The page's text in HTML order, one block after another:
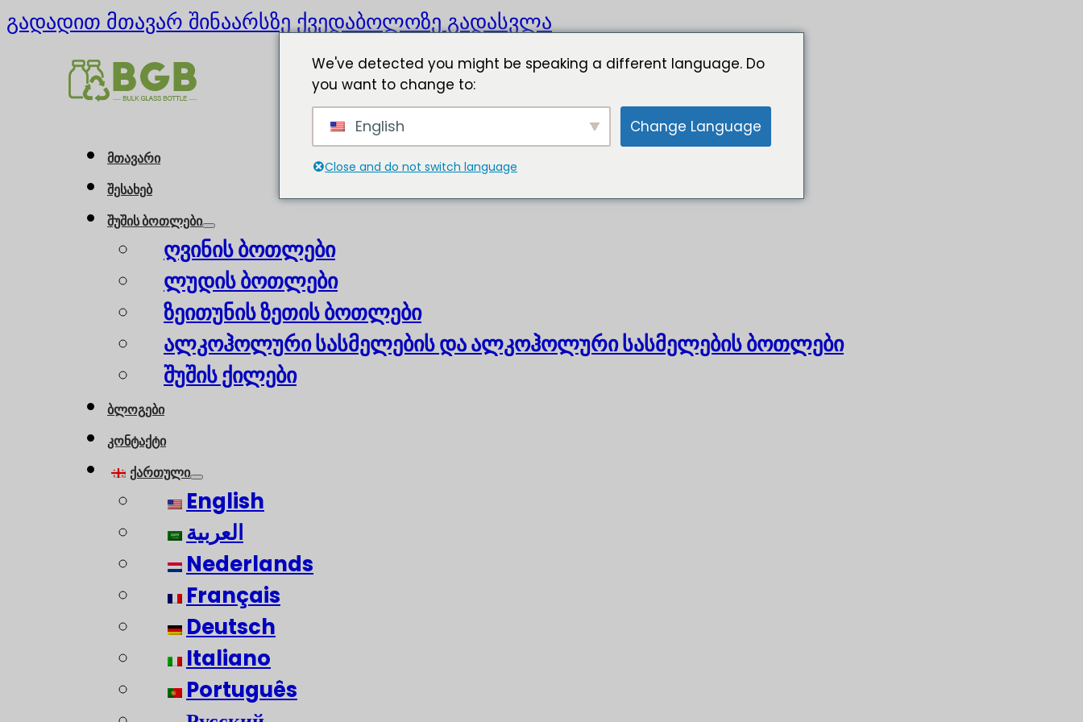
გადადით მთავარ შინაარსზექვედაბოლოზე გადასვლა
მთავარი
შესახებ
შუშის ბოთლები
ღვინის ბოთლები
ლუდის ბოთლები
ზეითუნის ზეთის ბოთლები
ალკოჰოლური სასმელების და ალკოჰოლური სასმელების ბოთლები
შუშის ქილები
ბლოგები
კონტაქტი
ქართული
English
العربية
Nederlands
Français
Deutsch
Italiano
Português
We've detected you might be speaking a different language. Do
you want to change to:
English Change Language
Close and do not switch language